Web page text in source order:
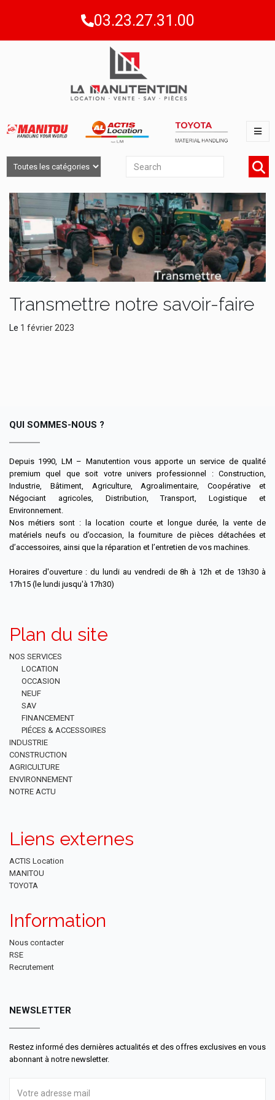
03.23.27.31.00
Transmettre notre savoir-faire
Le 1 février 2023
QUI SOMMES-NOUS ?
Depuis 1990, LM – Manutention vous apporte un service de qualité
premium quel que soit votre univers professionnel : Construction,
Industrie, Bâtiment, Agriculture, Agroalimentaire, Coopérative et
Négociant agricoles, Distribution, Transport, Logistique et
Environnement.
Nos métiers sont : la location courte et longue durée, la vente de
matériels neufs ou d’occasion, la fourniture de pièces détachées et
d’accessoires, ainsi que la réparation et l’entretien de vos machines.
Horaires d'ouverture : du lundi au vendredi de 8h à 12h et de 13h30 à
17h15 (le lundi jusqu'à 17h30)
Plan du site
NOS SERVICES
LOCATION
OCCASION
NEUF
SAV
FINANCEMENT
PIÉCES & ACCESSOIRES
INDUSTRIE
CONSTRUCTION
AGRICULTURE
ENVIRONNEMENT
NOTRE ACTU
Liens externes
ACTIS Location
MANITOU
TOYOTA
Information
Nous contacter
RSE
Recrutement
NEWSLETTER
Restez informé des dernières actualités et des offres exclusives en vous
abonnant à notre newsletter.